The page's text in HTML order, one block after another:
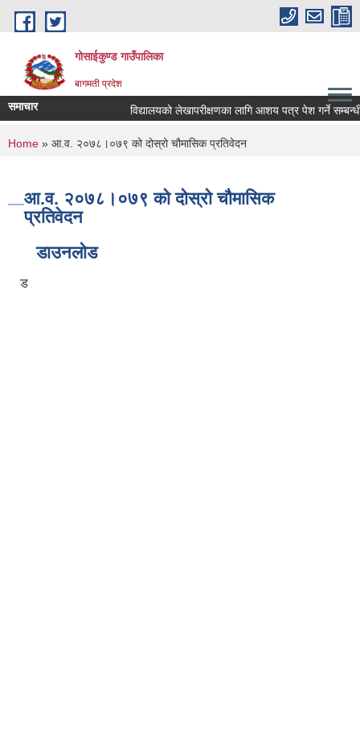
Skip to main content
गोसाईकुण्ड गाउँपालिका
बागमती प्रदेश
समाचार विद्यालयको लेखापरीक्षणका लागि आशय पत्र पेश गर्ने सम्बन्धी
You are here
Home » आ.व. २०७८।०७९ को दोस्रो चौमासिक प्रतिवेदन
आ.व. २०७८।०७९ को दोस्रो चौमासिक
प्रतिवेदन
डाउनलोड
ड